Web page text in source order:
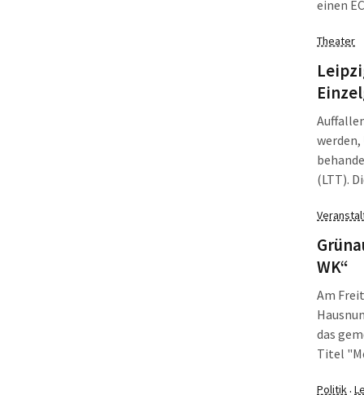
einen
Theater
werden,
(LTT).
einem
WK“
Am
das
Titel
Politik·